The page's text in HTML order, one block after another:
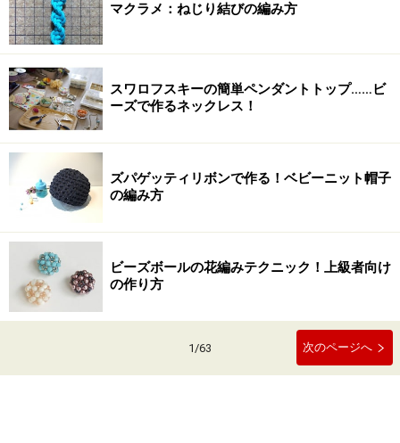
マクラメ：ねじり結びの編み方
スワロフスキーの簡単ペンダントトップ……ビ
ーズで作るネックレス！
ズパゲッティリボンで作る！ベビーニット帽子
の編み方
ビーズボールの花編みテクニック！上級者向け
の作り方
1/63 次のページへ